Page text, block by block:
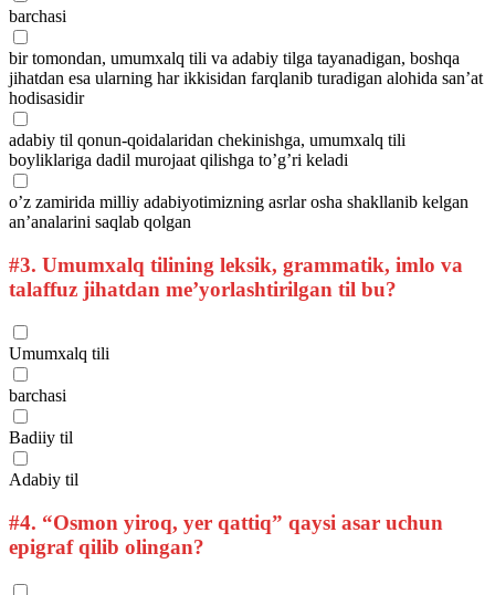
barchasi
bir tomondan, umumxalq tili va adabiy tilga tayanadigan, boshqa
jihatdan esa ularning har ikkisidan farqlanib turadigan alohida san’at
hodisasidir
adabiy til qonun-qoidalaridan chekinishga, umumxalq tili
boyliklariga dadil murojaat qilishga to’g’ri keladi
o’z zamirida milliy adabiyotimizning asrlar osha shakllanib kelgan
an’analarini saqlab qolgan
#3. Umumxalq tilining leksik, grammatik, imlo va
talaffuz jihatdan me’yorlashtirilgan til bu?
Umumxalq tili
barchasi
Badiiy til
Adabiy til
#4. “Osmon yiroq, yer qattiq” qaysi asar uchun
epigraf qilib olingan?